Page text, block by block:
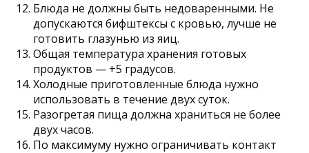
Блюда не должны быть недоваренными. Не
допускаются бифштексы с кровью, лучше не
готовить глазунью из яиц.
Общая температура хранения готовых
продуктов — +5 градусов.
Холодные приготовленные блюда нужно
использовать в течение двух суток.
Разогретая пища должна храниться не более
двух часов.
По максимуму нужно ограничивать контакт